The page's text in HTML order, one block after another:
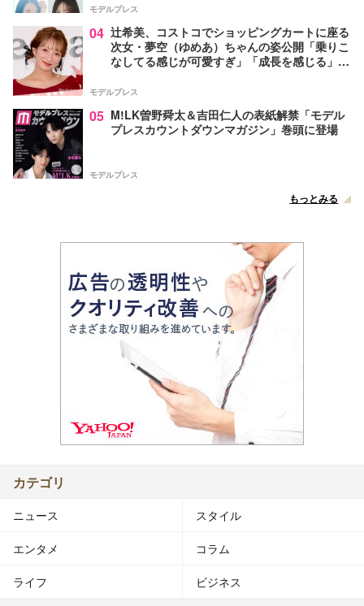
モデルプレス
04 辻希美、コストコでショッピングカートに座る
次女・夢空（ゆめあ）ちゃんの姿公開「乗りこ
なしてる感じが可愛すぎ」「成長を感じる」の
モデルプレス
05 M!LK曽野舜太＆吉田仁人の表紙解禁「モデル
プレスカウントダウンマガジン」巻頭に登場
モデルプレス
もっとみる
カテゴリ
ニュース スタイル
エンタメ コラム
ライフ ビジネス